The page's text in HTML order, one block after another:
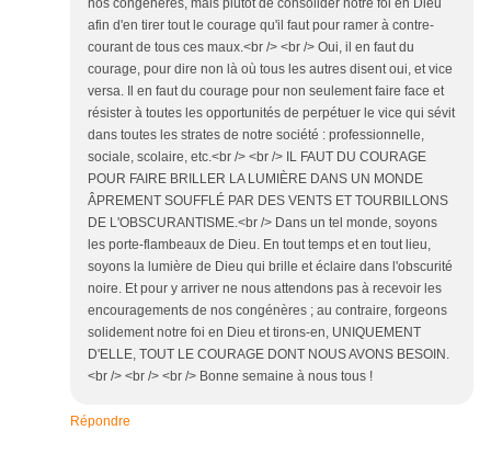
nos congénères, mais plutôt de consolider notre foi en Dieu
afin d'en tirer tout le courage qu'il faut pour ramer à contre-
courant de tous ces maux.<br /> <br /> Oui, il en faut du
courage, pour dire non là où tous les autres disent oui, et vice
versa. Il en faut du courage pour non seulement faire face et
résister à toutes les opportunités de perpétuer le vice qui sévit
dans toutes les strates de notre société : professionnelle,
sociale, scolaire, etc.<br /> <br /> IL FAUT DU COURAGE
POUR FAIRE BRILLER LA LUMIÈRE DANS UN MONDE
ÂPREMENT SOUFFLÉ PAR DES VENTS ET TOURBILLONS
DE L'OBSCURANTISME.<br /> Dans un tel monde, soyons
les porte-flambeaux de Dieu. En tout temps et en tout lieu,
soyons la lumière de Dieu qui brille et éclaire dans l'obscurité
noire. Et pour y arriver ne nous attendons pas à recevoir les
encouragements de nos congénères ; au contraire, forgeons
solidement notre foi en Dieu et tirons-en, UNIQUEMENT
D'ELLE, TOUT LE COURAGE DONT NOUS AVONS BESOIN.
<br /> <br /> <br /> Bonne semaine à nous tous !
Répondre